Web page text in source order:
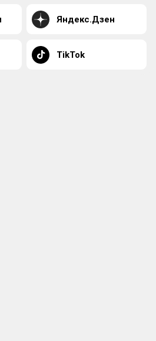
Яндекс.Дзен
TikTok